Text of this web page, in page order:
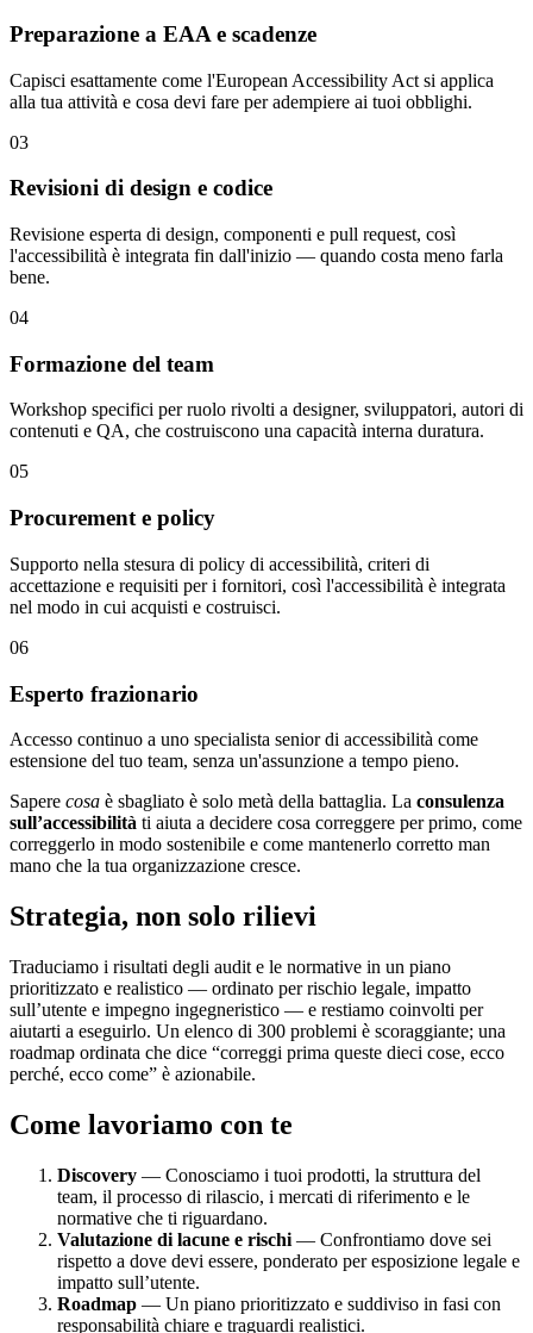
Preparazione a EAA e scadenze
Capisci esattamente come l'European Accessibility Act si applica
alla tua attività e cosa devi fare per adempiere ai tuoi obblighi.
03
Revisioni di design e codice
Revisione esperta di design, componenti e pull request, così
l'accessibilità è integrata fin dall'inizio — quando costa meno farla
bene.
04
Formazione del team
Workshop specifici per ruolo rivolti a designer, sviluppatori, autori di
contenuti e QA, che costruiscono una capacità interna duratura.
05
Procurement e policy
Supporto nella stesura di policy di accessibilità, criteri di
accettazione e requisiti per i fornitori, così l'accessibilità è integrata
nel modo in cui acquisti e costruisci.
06
Esperto frazionario
Accesso continuo a uno specialista senior di accessibilità come
estensione del tuo team, senza un'assunzione a tempo pieno.
Sapere cosa è sbagliato è solo metà della battaglia. La consulenza
sull’accessibilità ti aiuta a decidere cosa correggere per primo, come
correggerlo in modo sostenibile e come mantenerlo corretto man
mano che la tua organizzazione cresce.
Strategia, non solo rilievi
Traduciamo i risultati degli audit e le normative in un piano
prioritizzato e realistico — ordinato per rischio legale, impatto
sull’utente e impegno ingegneristico — e restiamo coinvolti per
aiutarti a eseguirlo. Un elenco di 300 problemi è scoraggiante; una
roadmap ordinata che dice “correggi prima queste dieci cose, ecco
perché, ecco come” è azionabile.
Come lavoriamo con te
Discovery — Conosciamo i tuoi prodotti, la struttura del
team, il processo di rilascio, i mercati di riferimento e le
normative che ti riguardano.
Valutazione di lacune e rischi — Confrontiamo dove sei
rispetto a dove devi essere, ponderato per esposizione legale e
impatto sull’utente.
Roadmap — Un piano prioritizzato e suddiviso in fasi con
responsabilità chiare e traguardi realistici.